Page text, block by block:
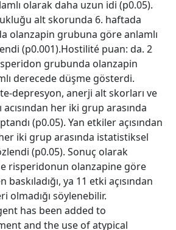
olarak daha uzun idi (p0.05).
alt skorunda 6. haftada
olanzapin grubuna göre anlamlı
(p0.001).Hostilité puan: da. 2
grubunda olanzapin
derecede düşme gösterdi.
depresyon, anerji alt skorları ve
her iki grup arasında
(p0.05). Yan etkiler açısından
iki grup arasında istatistiksel
(p0.05). Sonuç olarak
risperidonun olanzapine göre
ya 11 etki açısından
olmadığı söylenebilir.
has been added to
and the use of atypical